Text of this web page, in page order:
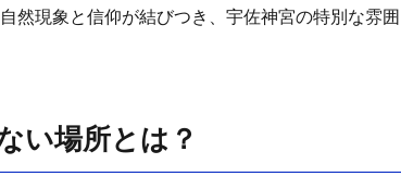
然現象と信仰が結びつき、宇佐神宮の特別な雰囲
い場所とは？